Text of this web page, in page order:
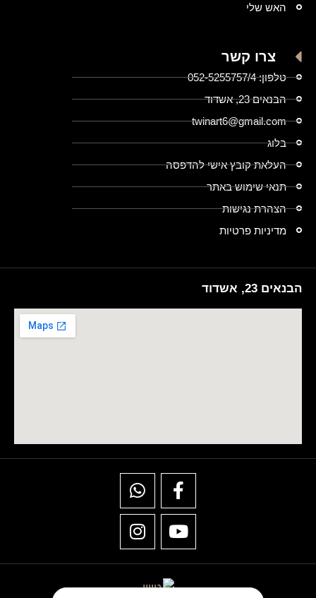
האש שלי
צרו קשר
טלפון: 052-5255757/4
הבנאים 23, אשדוד
twinart6@gmail.com
בלוג
העלאת קובץ אישי להדפסה
תנאי שימוש באתר
הצהרת נגישות
מדיניות פרטיות
הבנאים 23, אשדוד